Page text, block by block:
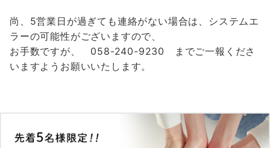
尚、5営業日が過ぎても連絡がない場合は、システムエ
ラーの可能性がございますので、
お手数ですが、 058-240-9230 までご一報くださ
いますようお願いいたします。